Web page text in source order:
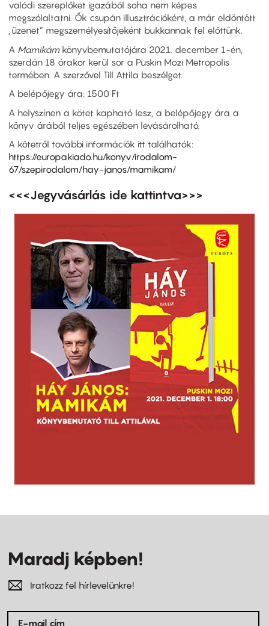
valódi szereplőket igazából soha nem képes
megszólaltatni. Ők csupán illusztrációként, a már eldöntött
„üzenet” megszemélyesítőjeként bukkannak fel előttünk.
A Mamikám könyvbemutatójára 2021. december 1-én,
szerdán 18 órakor kerül sor a Puskin Mozi Metropolis
termében. A szerzővel Till Attila beszélget.
A belépőjegy ára: 1500 Ft
A helyszínen a kötet kapható lesz, a belépőjegy ára a
könyv árából teljes egészében levásárolható.
A kötetről további információk itt találhatók:
https://europakiado.hu/konyv/irodalom-
67/szepirodalom/hay-janos/mamikam/
<<<Jegyvásárlás ide kattintva>>>
Maradj képben!
Iratkozz fel hírlevelünkre!